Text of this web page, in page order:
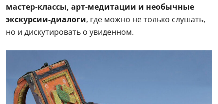
мастер-классы, арт-медитации и необычные
экскурсии-диалоги, где можно не только слушать,
но и дискутировать о увиденном.